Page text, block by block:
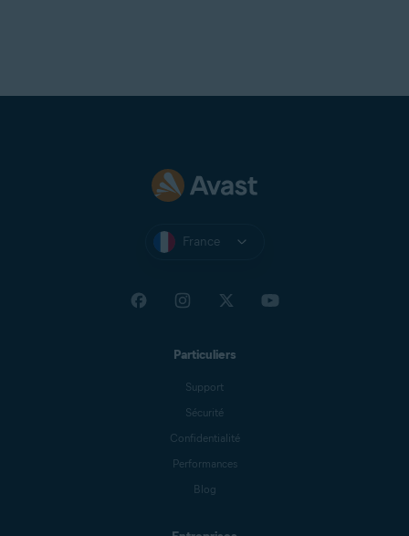
France
Particuliers
Support
Sécurité
Confidentialité
Performances
Blog